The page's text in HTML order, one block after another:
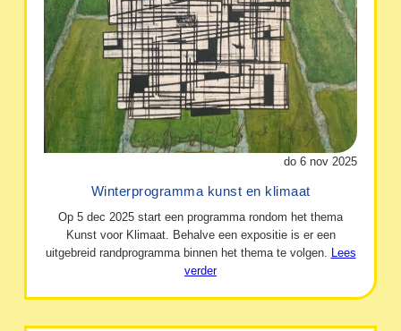
do 6 nov 2025
Winterprogramma kunst en klimaat
Op 5 dec 2025 start een programma rondom het thema
Kunst voor Klimaat. Behalve een expositie is er een
uitgebreid randprogramma binnen het thema te volgen.
Lees
verder